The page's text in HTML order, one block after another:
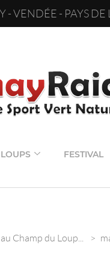
VENDÉE - PAYS DE
FESTIVAL
Champ du Loup... >